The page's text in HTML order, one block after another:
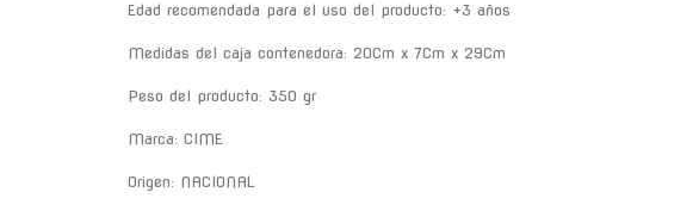
Edad recomendada para el uso del producto: +3 años
Medidas del caja contenedora: 20Cm x 7Cm x 29Cm
Peso del producto: 350 gr
Marca: CIME
Origen: NACIONAL